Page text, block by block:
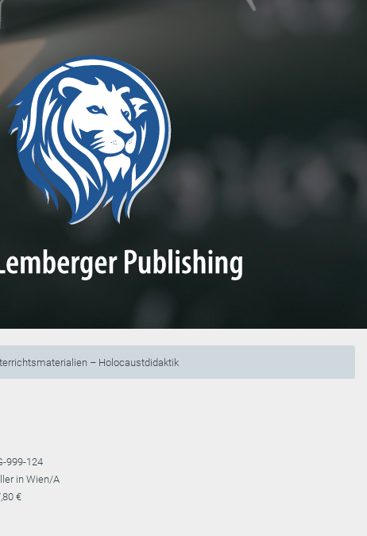
– Holocaustdidaktik
999-124
in Wien/A
€